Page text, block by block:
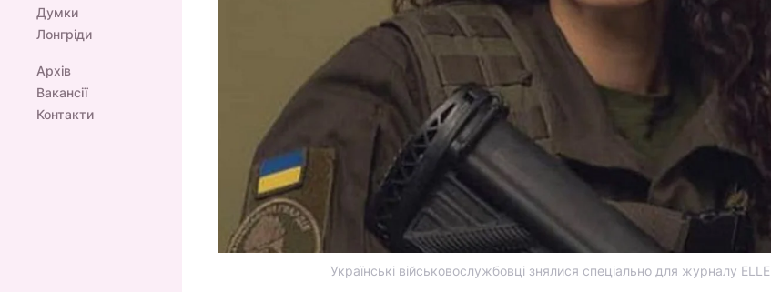
Думки
Лонгріди
Архів
Вакансії
Контакти
Українські військовослужбовці знялися спеціально для журналу ELLE